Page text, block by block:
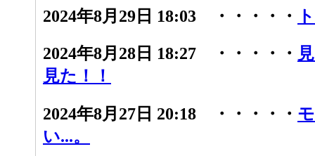
2024年8月29日 18:03 ・・・・・
2024年8月28日 18:27 ・・・・・
見た！！
2024年8月27日 20:18 ・・・・・
い...。